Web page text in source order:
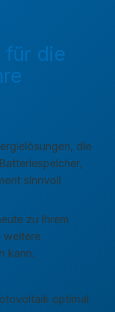
für die
die
sinnvoll
zu Ihrem
weitere
kann.
optimal